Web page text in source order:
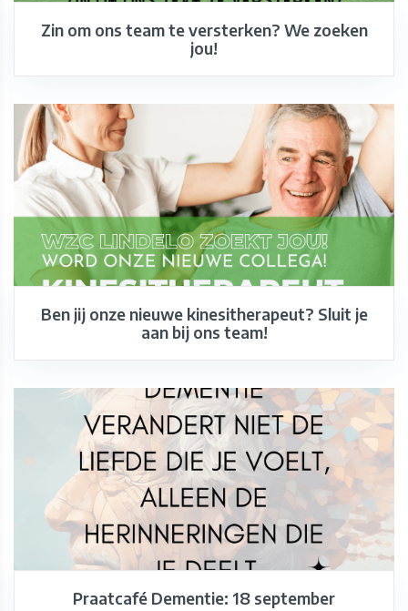
Zin om ons team te versterken? We zoeken
jou!
Ben jij onze nieuwe kinesitherapeut? Sluit je
aan bij ons team!
Praatcafé Dementie: 18 september